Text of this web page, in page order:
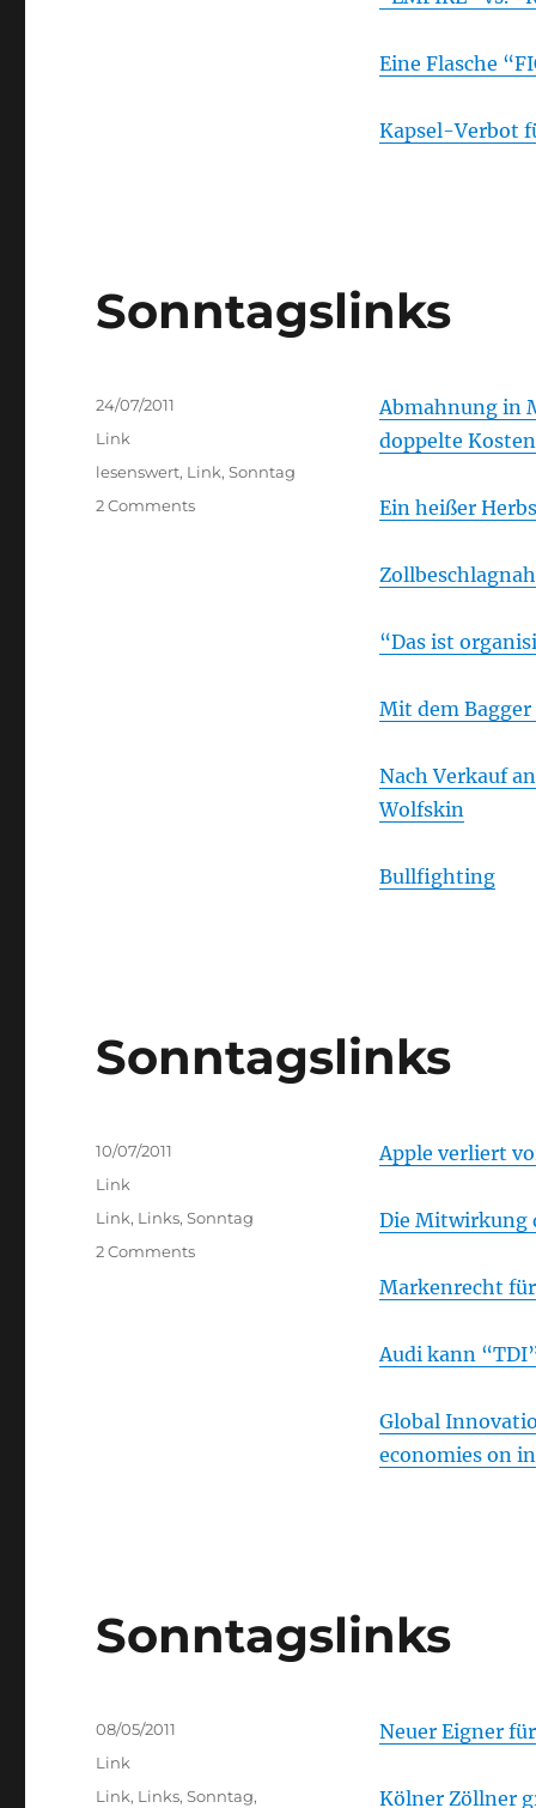
Eine Flasche
Kapsel-Verbot
Sonntagslinks
Abmahnung in
doppelte Kosten
Ein heißer
“Das ist
Mit dem
Nach Verkauf
Wolfskin
Bullfighting
Posted
on
24/07/2011
Categories
Link
Tags
lesenswert, Link,Sonntag
2 Commentson
Sonntagslinks
Apple verliert
Die Mitwirkung
Markenrecht
Audi kann
Global
economies on
Posted
on
10/07/2011
Categories
Link
Tags
Link, Links,Sonntag
2 Commentson
Sonntagslinks
Neuer Eigner
Kölner Zöllner
Posted
on
08/05/2011
Categories
Link
Tags
Link, Links,Sonntag,